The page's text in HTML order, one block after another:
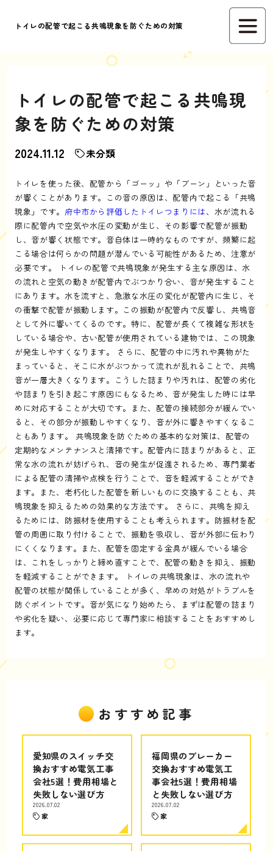
トイレの配管で起こる共鳴現象を防ぐための対策
トイレの配管で起こる共鳴現
象を防ぐための対策
2024.11.12 未分類
トイレを使った後、配管から「ゴーッ」や「ブーン」といった音
が響くことがあります。この音の原因は、配管内で起こる「共鳴
現象」です。 府中市から評価したトイレつまりには、水が流れる
際に配管内で空気や水圧の変動が生じ、その影響で配管が振動
し、音が響く状態です。音自体は一時的なものですが、頻繁に起
こる場合は何らかの問題が潜んでいる可能性があるため、注意が
必要です。 トイレの配管で共鳴現象が発生する主な原因は、水
の流れと空気の動きが配管内でぶつかり合い、音が発生すること
にあります。水を流すと、急激な水圧の変化が配管内に生じ、そ
の衝撃で配管が振動します。この振動が配管内で反響し、共鳴音
として外に響いてくるのです。特に、配管が長くて複雑な形状を
している場合や、古い配管が使用されている建物では、この現象
が発生しやすくなります。 さらに、配管の中に汚れや異物がた
まっていると、そこに水がぶつかって流れが乱れることで、共鳴
音が一層大きくなります。こうした詰まりや汚れは、配管の劣化
や詰まりを引き起こす原因にもなるため、音が発生した時には早
めに対応することが大切です。また、配管の接続部分が緩んでい
ると、その部分が振動しやすくなり、音が外に響きやすくなるこ
ともあります。 共鳴現象を防ぐための基本的な対策は、配管の
定期的なメンテナンスと清掃です。配管内に詰まりがあると、正
常な水の流れが妨げられ、音の発生が促進されるため、専門業者
による配管の清掃や点検を行うことで、音を軽減することができ
ます。また、老朽化した配管を新しいものに交換することも、共
鳴現象を抑えるための効果的な方法です。 さらに、共鳴を抑え
るためには、防振材を使用することも考えられます。防振材を配
管の周囲に取り付けることで、振動を吸収し、音が外部に伝わり
にくくなります。また、配管を固定する金具が緩んでいる場合
は、これをしっかりと締め直すことで、配管の動きを抑え、振動
を軽減することができます。 トイレの共鳴現象は、水の流れや
配管の状態が関係していることが多く、早めの対処がトラブルを
防ぐポイントです。音が気になり始めたら、まずは配管の詰まり
や劣化を疑い、必要に応じて専門家に相談することをおすすめし
ます。
おすすめ記事
愛知県のスイッチ交
換おすすめ電気工事
会社5選！費用相場と
失敗しない選び方
2026.07.02
家
福岡県のブレーカー
交換おすすめ電気工
事会社5選！費用相場
と失敗しない選び方
2026.07.02
家